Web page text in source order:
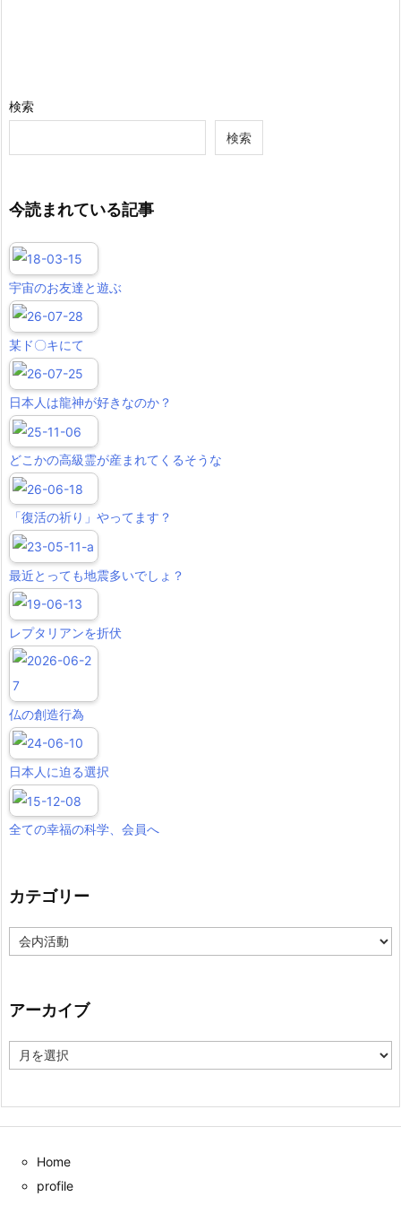
検索
検索
今読まれている記事
宇宙のお友達と遊ぶ
某ド〇キにて
日本人は龍神が好きなのか？
どこかの高級霊が産まれてくるそうな
「復活の祈り」やってます？
最近とっても地震多いでしょ？
レプタリアンを折伏
仏の創造行為
日本人に迫る選択
全ての幸福の科学、会員へ
カテゴリー
テ
ー
アーカイブ
ー
Home
profile